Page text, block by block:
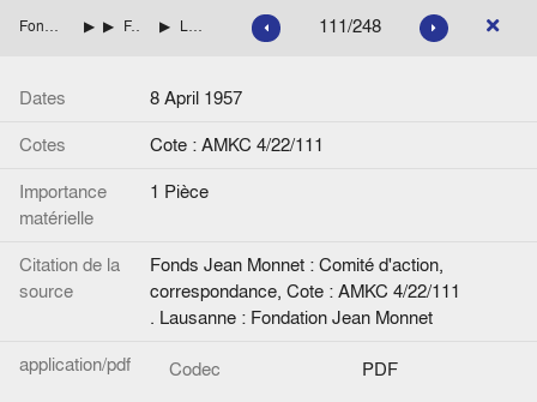
Fonds Jean Monnet : Comité d'action, correspondance ITALIE
FANFANI Amintore (Démocratie chrétienne italienne) Lettre de A. Fanfani à Jean Monnet. Signée. Avec un mot du Secrétariat de Jean Monnet. 111/248
Dates
8 April 1957
Cotes
Cote : AMKC 4/22/111
Importance
matérielle
1 Pièce
Citation de la
source
Fonds Jean Monnet : Comité d'action,
correspondance, Cote : AMKC 4/22/111
. Lausanne : Fondation Jean Monnet
application/pdf
Codec
PDF